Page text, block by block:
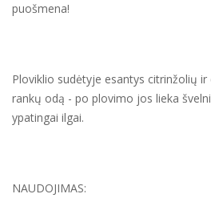
puošmena!
Ploviklio sudėtyje esantys citrinžolių
rankų odą - po plovimo jos lieka
ypatingai ilgai.
NAUDOJIMAS: